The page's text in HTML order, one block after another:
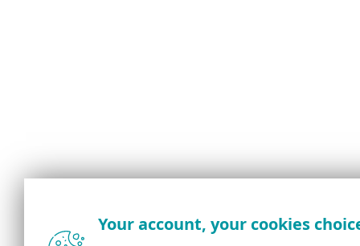
Your account, your cookies